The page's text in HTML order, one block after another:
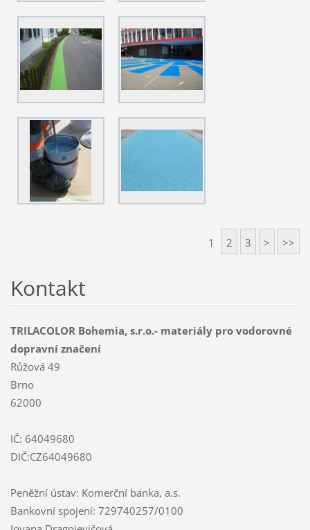
1 2 3 > >>
Kontakt
TRILACOLOR Bohemia, s.r.o.- materiály pro vodorovné
dopravní značení
Růžová 49
Brno
62000
IČ: 64049680
DIČ:CZ64049680
Peněžní ústav: Komerční banka, a.s.
Bankovní spojení: 729740257/0100